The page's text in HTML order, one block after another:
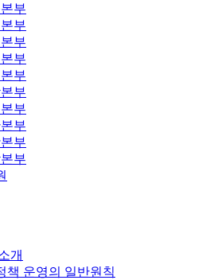
부
부
부
부
부
부
부
부
부
부
개
책 운영의 일반원칙